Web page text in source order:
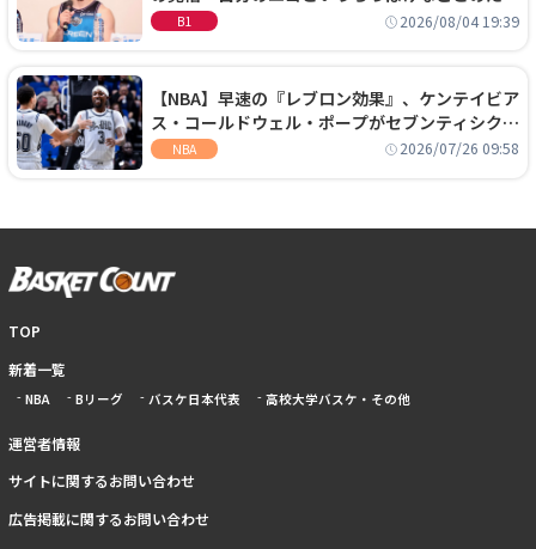
に、京都に来たわけではない」
B1 2026/08/04 19:39
【NBA】早速の『レブロン効果』、ケンテイビア
ス・コールドウェル・ポープがセブンティシクサ
ーズに1年契約で加入
NBA 2026/07/26 09:58
TOP
新着一覧
NBA Bリーグ バスケ日本代表 高校大学バスケ・その他
運営者情報
サイトに関するお問い合わせ
広告掲載に関するお問い合わせ